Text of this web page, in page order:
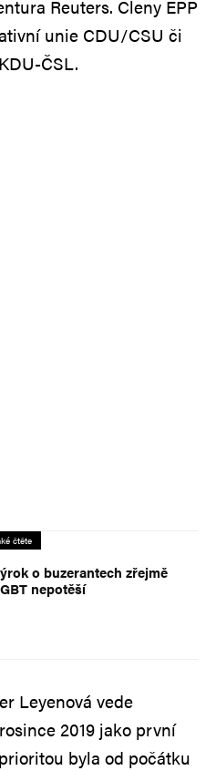
Reuters. Členy EPP
unie CDU/CSU či
ČSL.
čtěte
o buzerantech zřejmě
nepotěší
Leyenová vede
2019 jako první
byla od počátku